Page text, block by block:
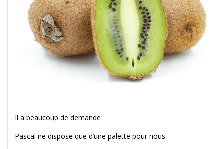
Il a beaucoup de demande
Pascal ne dispose que d’une palette pour nous